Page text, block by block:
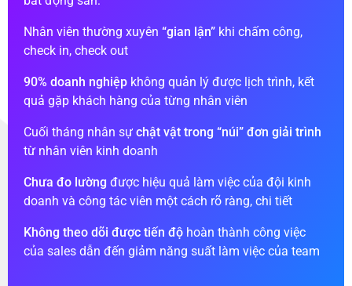
Nhân viên thường xuyên “gian lận” khi chấm công,
check in, check out
90% doanh nghiệp không quản lý được lịch trình, kết
quả gặp khách hàng của từng nhân viên
Cuối tháng nhân sự chật vật trong “núi” đơn giải trình
từ nhân viên kinh doanh
Chưa đo lường được hiệu quả làm việc của đội kinh
doanh và công tác viên một cách rõ ràng, chi tiết
Không theo dõi được tiến độ hoàn thành công việc
của sales dẫn đến giảm năng suất làm việc của team